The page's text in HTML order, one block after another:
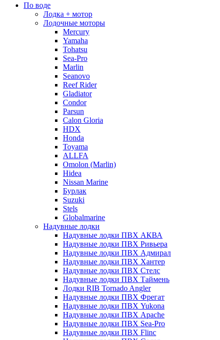
По воде
Лодка + мотор
Лодочные моторы
Mercury
Yamaha
Tohatsu
Sea-Pro
Marlin
Seanovo
Reef Rider
Gladiator
Condor
Parsun
Calon Gloria
HDX
Honda
Toyama
ALLFA
Omolon (Marlin)
Hidea
Nissan Marine
Бурлак
Suzuki
Stels
Globalmarine
Надувные лодки
Надувные лодки ПВХ АКВА
Надувные лодки ПВХ Ривьера
Надувные лодки ПВХ Адмирал
Надувные лодки ПВХ Хантер
Надувные лодки ПВХ Стелс
Надувные лодки ПВХ Таймень
Лодки RIB Tornado Angler
Надувные лодки ПВХ Фрегат
Надувные лодки ПВХ Yukona
Надувные лодки ПВХ Apache
Надувные лодки ПВХ Sea-Pro
Надувные лодки ПВХ Flinc